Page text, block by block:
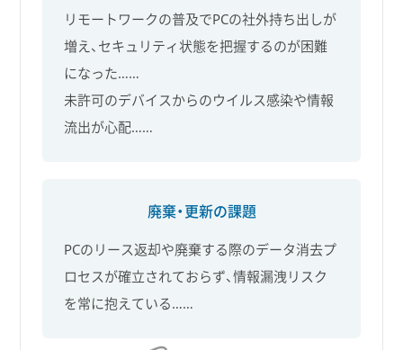
リモートワークの普及でPCの社外持ち出しが
増え、セキュリティ状態を把握するのが困難
になった……
未許可のデバイスからのウイルス感染や情報
流出が心配……
廃棄・更新の課題
PCのリース返却や廃棄する際のデータ消去プ
ロセスが確立されておらず、情報漏洩リスク
を常に抱えている……